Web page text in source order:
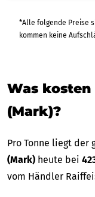
*Alle folgende Preise sind
Was
(Mark)?
Pro Tonne liegt der
(Mark) heute bei
vom Händler